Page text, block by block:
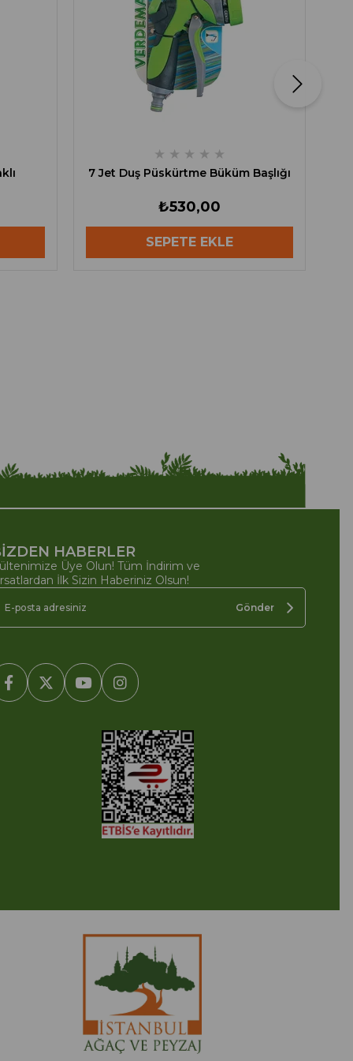
★ ★ ★ ★ ★
7 Jet Duş Püskürtme Büküm Başlığı
₺530,00
SEPETE EKLE
HABERLER
Üye Olun! Tüm İndirim ve
İlk Sizin Haberiniz Olsun!
Gönder